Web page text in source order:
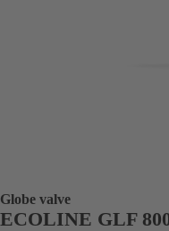
Globe valve
ECOLINE GLF